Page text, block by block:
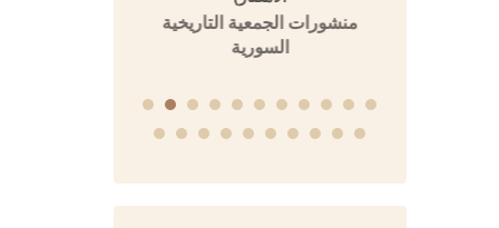
منشورات الجمعية التاريخية
السورية